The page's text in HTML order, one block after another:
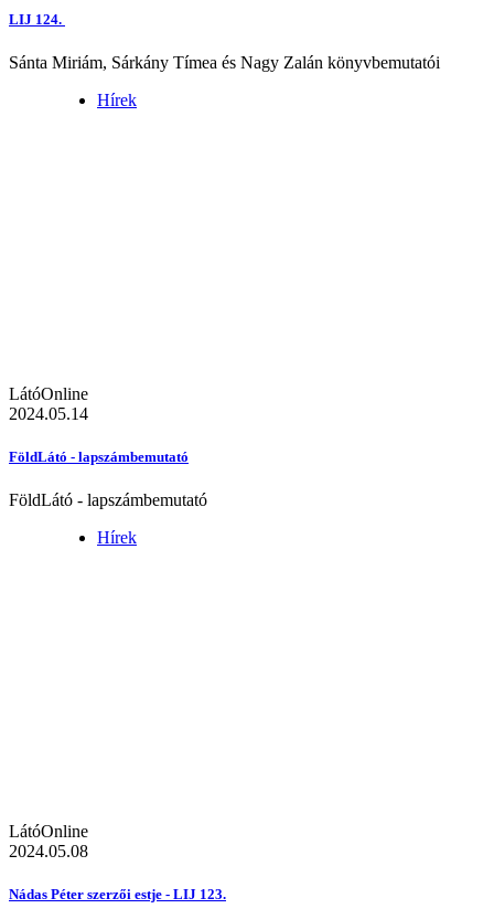
LIJ 124.
Sánta Miriám, Sárkány Tímea és Nagy Zalán könyvbemutatói
Hírek
LátóOnline
2024.05.14
FöldLátó - lapszámbemutató
FöldLátó - lapszámbemutató
Hírek
LátóOnline
2024.05.08
Nádas Péter szerzői estje - LIJ 123.